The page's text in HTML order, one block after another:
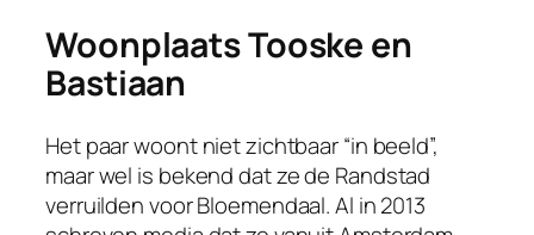
Woonplaats Tooske en
Bastiaan
Het paar woont niet zichtbaar “in beeld”,
maar wel is bekend dat ze de Randstad
verruilden voor Bloemendaal. Al in 2013